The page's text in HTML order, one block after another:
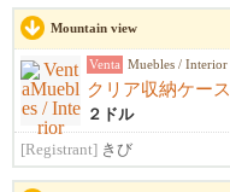
Mountain view
Venta Muebles / Interior
クリア収納ケース
２ドル
[Registrant] きび